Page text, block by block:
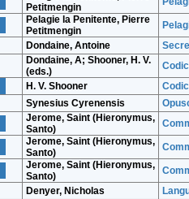
Petitmengin
Pelagie la Penitente, Pierre
Petitmengin
Dondaine, Antoine
Dondaine, A; Shooner, H. V.
(eds.)
H. V. Shooner
Synesius Cyrenensis
Jerome, Saint (Hieronymus,
Santo)
Jerome, Saint (Hieronymus,
Santo)
Jerome, Saint (Hieronymus,
Santo)
Denyer, Nicholas